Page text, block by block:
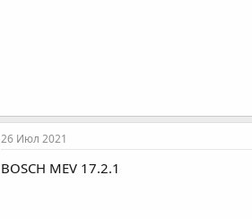
26 Июл 2021
BOSCH MEV 17.2.1